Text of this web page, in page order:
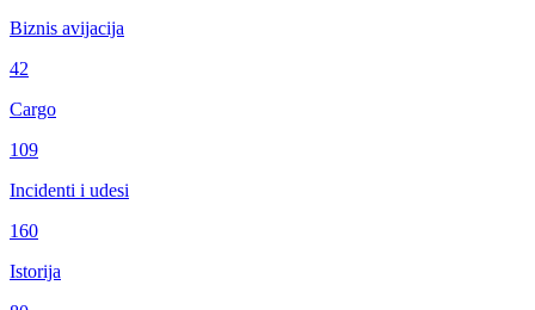
Biznis avijacija
42
Cargo
109
Incidenti i udesi
160
Istorija